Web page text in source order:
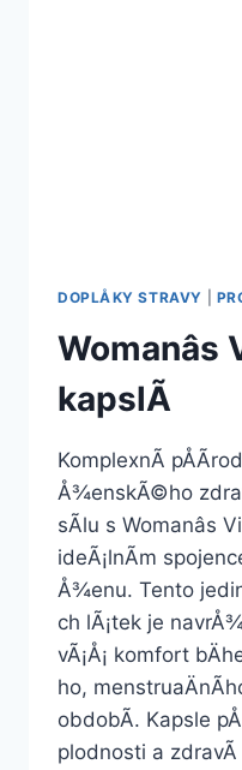
DOPLÅKY STRAVY
kapslÃ­
KomplexnÃ­
Å¾enskÃ©ho
sÃ­lu s Womanâs
ideÃ¡lnÃ­m
Å¾enu. Tento
ch lÃ¡tek je
vÃ¡Å¡ komfort
ho,
obdobÃ­. Kapsle
plodnosti a zdravÃ­